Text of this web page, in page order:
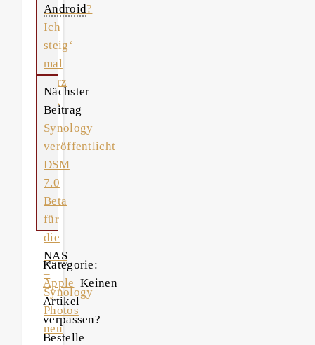
Android?
Ich
steig‘
mal
kurz
um
Nächster
Beitrag
Synology
veröffentlicht
DSM
7.0
Beta
für
die
NAS
–
Synology
Photos
neu
Kategorie:
Apple Keinen
Artikel
verpassen?
Bestelle